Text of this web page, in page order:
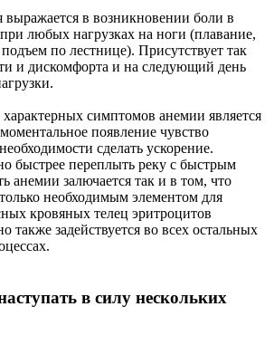
выражается в возникновении боли в
любых нагрузках на ноги (плавание,
по лестнице). Присутствует так
и дискомфорта и на следующий день
симптомов анемии является
появление чувство
сделать ускорение.
быстрее переплыть реку с быстрым
анемии залючается так и в том, что
необходимым элементом для
кровяных телец эритроцитов
также задействуется во всех остальных
в силу нескольких